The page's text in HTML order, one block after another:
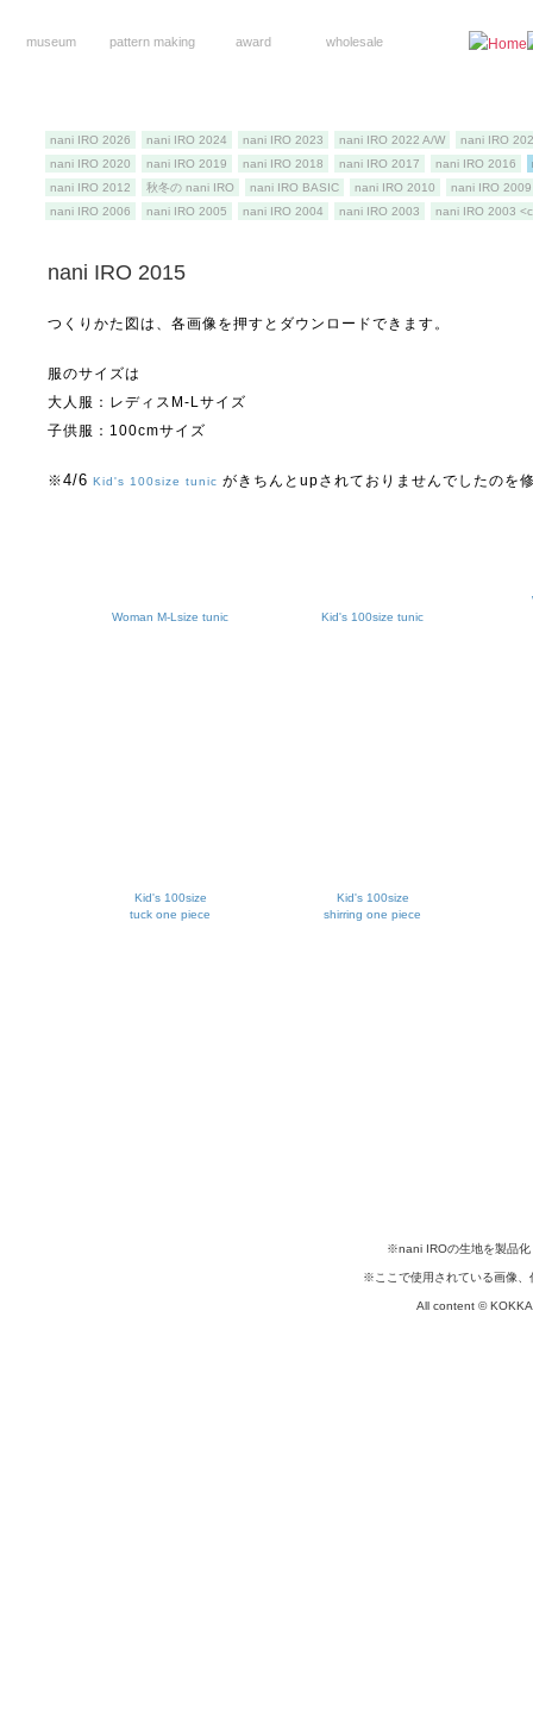
museum pattern making award wholesale
nani IRO 2026 nani IRO 2024 nani IRO 2023 nani IRO 2022 A/W
nani IRO
nani IRO 2020
nani IRO 2019 nani IRO 2018 nani IRO 2017 nani IRO 2016
nani IRO 2012
秋冬の nani IRO nani IRO BASIC nani IRO 2010
nani IRO 2009
nani IRO 2006
nani IRO 2005 nani IRO 2004 nani IRO 2003 nani IRO 2003
nani IRO 2015
つくりかた図は、各画像を押すとダウンロードできます。
服のサイズは
大人服：レディスM-Lサイズ
子供服：100cmサイズ
※4/6 Kid's 100size tunic がきちんとupされておりませんでしたのを
Woman M-Lsize tunic Kid's 100size tunic
Kid's 100size
tuck one piece
Kid's 100size
shirring one piece
※nani IROの生地を製品化
※ここで使用されている画像、
All content ©